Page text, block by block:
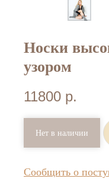
Носки
узором
11800 р.
Нет в наличии
Сообщить о